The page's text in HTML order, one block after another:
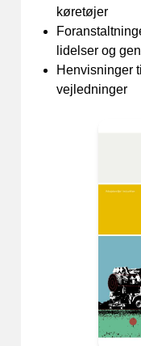
køretøjer
lidelser og
Henvisninger
vejledninger